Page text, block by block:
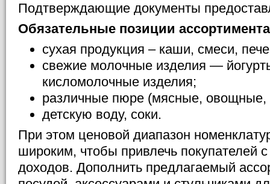
Подтверждающие документы
Обязательные позиции
сухая продукция – каши, смеси,
свежие молочные изделия —
кисломолочные изделия;
различные пюре (мясные, овощные,
детскую воду, соки.
При этом ценовой диапазон
широким, чтобы привлечь покупателей
доходов. Дополнить предлагаемый